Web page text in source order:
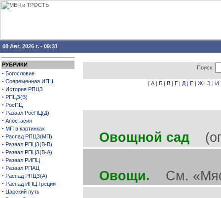
08 Авг, 2026 г. - 09:31
РУБРИКИ
· Богословие
· Современная ИПЦ
· История РПЦЗ
· РПЦЗ(В)
· РосПЦ
· Развал РосПЦ(Д)
· Апостасия
· МП в картинках
· Распад РПЦЗ(МП)
· Развал РПЦЗ(В-В)
· Развал РПЦЗ(В-А)
· Развал РИПЦ
· Развал РПАЦ
· Распад РПЦЗ(А)
· Распад ИПЦ Греции
· Царский путь
Поиск
[ А | Б | В | Г | Д | Е | Ж | З | И
Овощной сад
Овощи. См.